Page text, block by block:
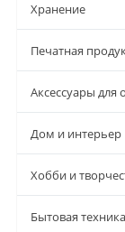
Хранение
Печатная
Аксессуары для
Дом и интерьер
Хобби и
Бытовая